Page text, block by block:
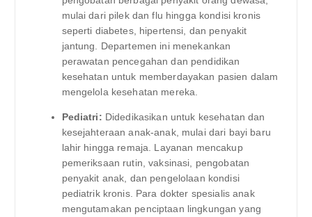
mulai dari pilek dan flu hingga kondisi kronis
seperti diabetes, hipertensi, dan penyakit
jantung. Departemen ini menekankan
perawatan pencegahan dan pendidikan
kesehatan untuk memberdayakan pasien dalam
mengelola kesehatan mereka.
Pediatri: Didedikasikan untuk kesehatan dan
kesejahteraan anak-anak, mulai dari bayi baru
lahir hingga remaja. Layanan mencakup
pemeriksaan rutin, vaksinasi, pengobatan
penyakit anak, dan pengelolaan kondisi
pediatrik kronis. Para dokter spesialis anak
mengutamakan penciptaan lingkungan yang